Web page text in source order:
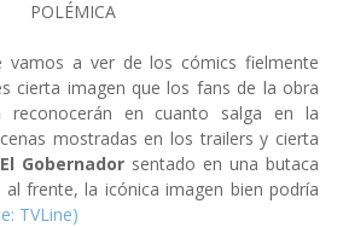
POLÉMICA
vamos a ver de los cómics fielmente
cierta imagen que los fans de la obra
reconocerán en cuanto salga en la
mostradas en los trailers y cierta
El Gobernador sentado en una butaca
frente, la icónica imagen bien podría
TVLine)